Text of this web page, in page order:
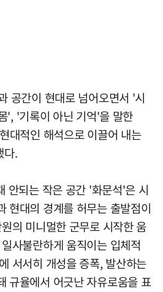
공간이 현대로 넘어오면서 '시
', '기록이 아닌 기억'을 말한
대적인 해석으로 이끌어 내는
다.
안되는 작은 공간 '화문석'은 시
현대의 경계를 허무는 출발점이
의 미니멀한 군무로 시작한 움
사불란하게 움직이는 입체적
서서히 개성을 증폭, 발산하는
규율에서 어긋난 자유로움을 표